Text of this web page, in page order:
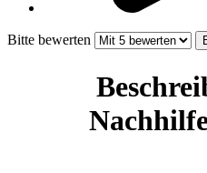
Bitte bewerten